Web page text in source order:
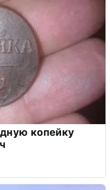
копейку